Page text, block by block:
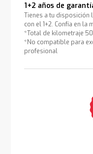
1+2 años de
Tienes a tu disposición
con el 1+2. Confía en la
*Total de kilometraje
*No compatible para
profesional